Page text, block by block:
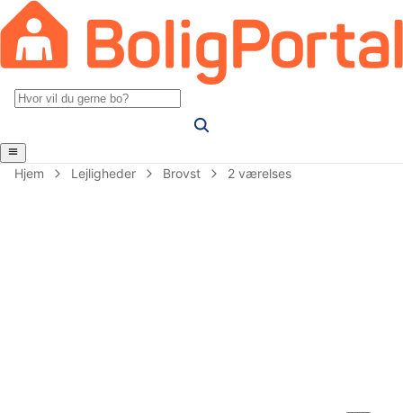
Hjem Lejligheder Brovst 2 værelses